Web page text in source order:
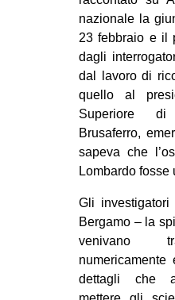
nazionale la
23 febbraio e il
dagli
dal lavoro di
quello al
Superiore
Brusaferro,
sapeva che
Lombardo fosse
Gli
Bergamo – la
venivano
dettagli che